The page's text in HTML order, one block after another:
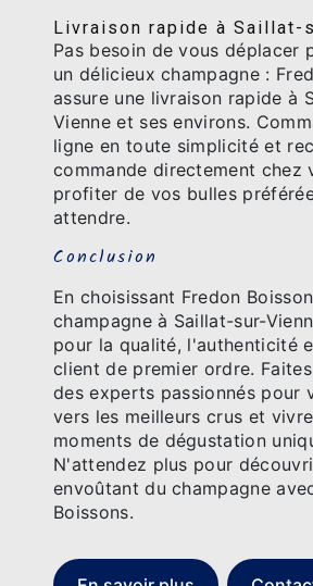
Livraison rapide à Saillat-
Pas besoin de vous déplacer
un délicieux champagne :
assure une livraison rapide à
Vienne et ses environs.
ligne en toute simplicité et
commande directement chez
profiter de vos bulles
attendre.
Conclusion
En choisissant Fredon
champagne à Saillat-sur-
pour la qualité, l'authenticité
client de premier ordre.
des experts passionnés pour
vers les meilleurs crus et
moments de dégustation
N'attendez plus pour
envoûtant du champagne
Boissons.